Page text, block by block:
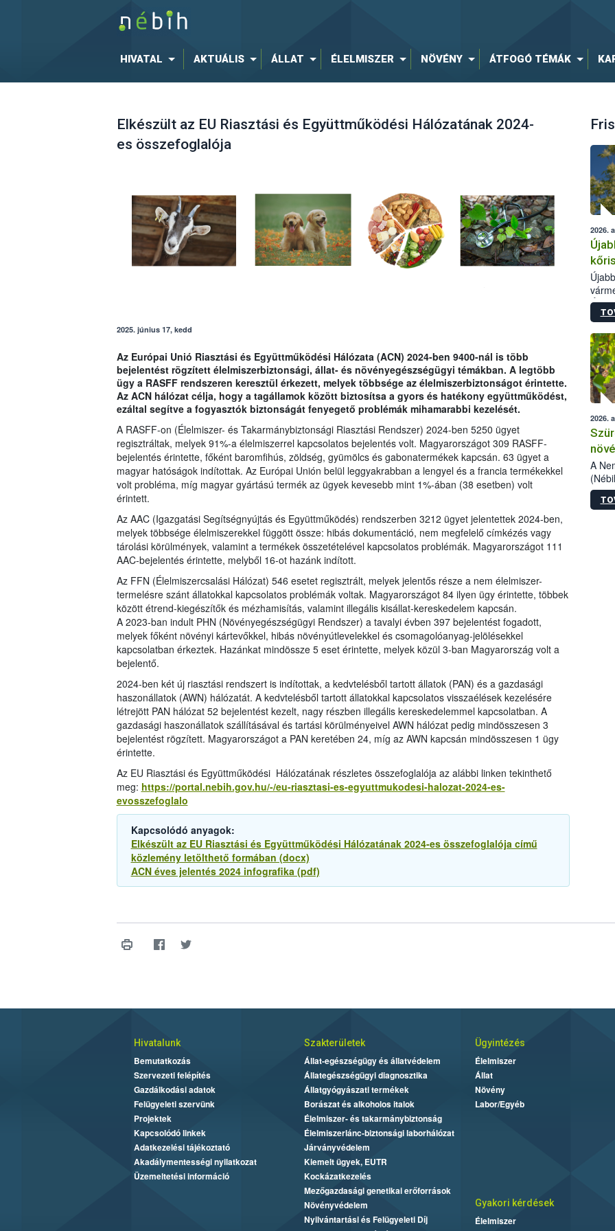
HIVATAL AKTUÁLIS ÁLLAT ÉLELMISZER NÖVÉNY ÁTFOGÓ TÉMÁK
Elkészült az EU Riasztási és Együttműködési Hálózatának 2024-
es összefoglalója
2025. június 17, kedd
Az Európai Unió Riasztási és Együttműködési Hálózata (ACN) 2024-ben 9400-nál is több
bejelentést rögzített élelmiszerbiztonsági, állat- és növényegészségügyi témákban. A legtöbb
ügy a RASFF rendszeren keresztül érkezett, melyek többsége az élelmiszerbiztonságot érintette.
Az ACN hálózat célja, hogy a tagállamok között biztosítsa a gyors és hatékony együttműködést,
ezáltal segítve a fogyasztók biztonságát fenyegető problémák mihamarabbi kezelését.
A RASFF-on (Élelmiszer- és Takarmánybiztonsági Riasztási Rendszer) 2024-ben 5250 ügyet
regisztráltak, melyek 91%-a élelmiszerrel kapcsolatos bejelentés volt. Magyarországot 309 RASFF-
bejelentés érintette, főként baromfihús, zöldség, gyümölcs és gabonatermékek kapcsán. 63 ügyet a
magyar hatóságok indítottak. Az Európai Unión belül leggyakrabban a lengyel és a francia termékekkel
volt probléma, míg magyar gyártású termék az ügyek kevesebb mint 1%-ában (38 esetben) volt
érintett.
Az AAC (Igazgatási Segítségnyújtás és Együttműködés) rendszerben 3212 ügyet jelentettek 2024-ben,
melyek többsége élelmiszerekkel függött össze: hibás dokumentáció, nem megfelelő címkézés vagy
tárolási körülmények, valamint a termékek összetételével kapcsolatos problémák. Magyarországot 111
AAC-bejelentés érintette, melyből 16-ot hazánk indított.
Az FFN (Élelmiszercsalási Hálózat) 546 esetet regisztrált, melyek jelentős része a nem élelmiszer-
termelésre szánt állatokkal kapcsolatos problémák voltak. Magyarországot 84 ilyen ügy érintette, többek
között étrend-kiegészítők és mézhamisítás, valamint illegális kisállat-kereskedelem kapcsán.
A 2023-ban indult PHN (Növényegészségügyi Rendszer) a tavalyi évben 397 bejelentést fogadott,
melyek főként növényi kártevőkkel, hibás növényútlevelekkel és csomagolóanyag-jelölésekkel
kapcsolatban érkeztek. Hazánkat mindössze 5 eset érintette, melyek közül 3-ban Magyarország volt a
bejelentő.
2024-ben két új riasztási rendszert is indítottak, a kedvtelésből tartott állatok (PAN) és a gazdasági
haszonállatok (AWN) hálózatát. A kedvtelésből tartott állatokkal kapcsolatos visszaélések kezelésére
létrejött PAN hálózat 52 bejelentést kezelt, nagy részben illegális kereskedelemmel kapcsolatban. A
gazdasági haszonállatok szállításával és tartási körülményeivel AWN hálózat pedig mindösszesen 3
bejelentést rögzített. Magyarországot a PAN keretében 24, míg az AWN kapcsán mindösszesen 1 ügy
érintette.
Az EU Riasztási és Együttműködési Hálózatának részletes összefoglalója az alábbi linken tekinthető
meg: https://portal.nebih.gov.hu/-/eu-riasztasi-es-egyuttmukodesi-halozat-2024-es-
evosszefoglalo
Kapcsolódó anyagok:
Elkészült az EU Riasztási és Együttműködési Hálózatának 2024-es összefoglalója című
közlemény letölthető formában (docx)
ACN éves jelentés 2024 infografika (pdf)
2026.
2026.
A
Hivatalunk
Bemutatkozás
Szervezeti felépítés
Gazdálkodási adatok
Felügyeleti szervünk
Projektek
Kapcsolódó linkek
Adatkezelési tájékoztató
Akadálymentességi nyilatkozat
Üzemeltetési információ
Szakterületek
Állat-egészségügy és állatvédelem
Állategészségügyi diagnosztika
Állatgyógyászati termékek
Borászat és alkoholos italok
Élelmiszer- és takarmánybiztonság
Élelmiszerlánc-biztonsági laborhálózat
Járványvédelem
Kiemelt ügyek, EUTR
Kockázatkezelés
Mezőgazdasági genetikai erőforrások
Növényvédelem
Nyilvántartási és Felügyeleti Díj
Ügyintézés
Élelmiszer
Állat
Növény
Labor/Egyéb
Gyakori kérdések
Élelmiszer